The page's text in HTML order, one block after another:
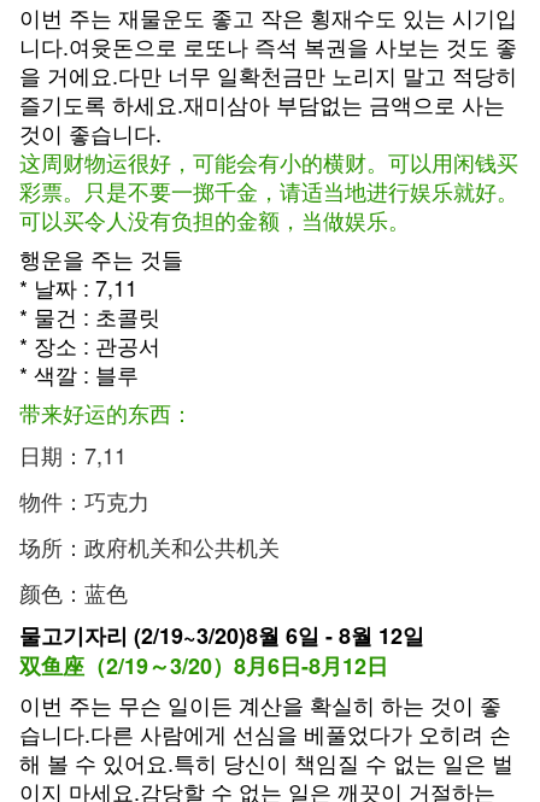
이번 주는 재물운도 좋고 작은 횡재수도 있는 시기입
니다.여윳돈으로 로또나 즉석 복권을 사보는 것도 좋
을 거에요.다만 너무 일확천금만 노리지 말고 적당히
즐기도록 하세요.재미삼아 부담없는 금액으로 사는
것이 좋습니다.
这周财物运很好，可能会有小的横财。可以用闲钱买
彩票。只是不要一掷千金，请适当地进行娱乐就好。
可以买令人没有负担的金额，当做娱乐。
행운을 주는 것들
* 날짜 : 7,11
* 물건 : 초콜릿
* 장소 : 관공서
* 색깔 : 블루
带来好运的东西：
日期：7,11
物件：巧克力
场所：政府机关和公共机关
颜色：蓝色
물고기자리 (2/19~3/20)8월 6일 - 8월 12일
双鱼座（2/19～3/20）8月6日-8月12日
이번 주는 무슨 일이든 계산을 확실히 하는 것이 좋
습니다.다른 사람에게 선심을 베풀었다가 오히려 손
해 볼 수 있어요.특히 당신이 책임질 수 없는 일은 벌
이지 마세요.감당할 수 없는 일은 깨끗이 거절하는